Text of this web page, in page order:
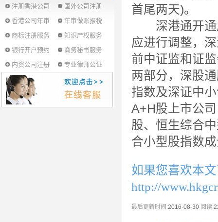
注册香港公司
国外公司注册
香港公司年审
年审做账报税
商标注册服务
知识产权服务
银行开户预约
商务秘书服务
内资公司注册
专业律师公证
首尾两天)。
深港通开通
应进行调整，
前中证监和证
两部分，深股
指数及深证中
A+H股上市公
股、恒生综合
合小型股指数
如果您喜欢本
http://
最后更新时间:2016-08-30 阅读: